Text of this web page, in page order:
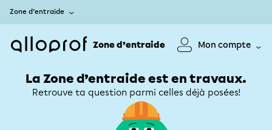
Zone d’entraide
Zone d’entraide Mon compte
La Zone d’entraide est en travaux.
Retrouve ta question parmi celles déjà posées!